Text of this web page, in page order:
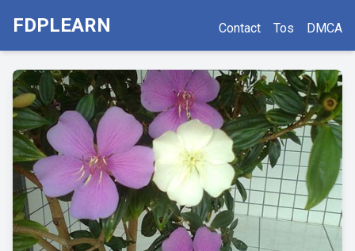
FDPLEARN Contact Tos DMCA